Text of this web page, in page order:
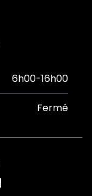
6h00-16h00
Fermé